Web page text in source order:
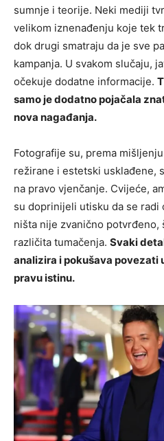
sumnje i teorije. Neki mediji
velikom iznenađenju koje tek
dok drugi smatraju da je sve
kampanja. U svakom slučaju,
očekuje dodatne informacije.
samo je dodatno pojačala
nova nagađanja.
Fotografije su, prema
režirane i estetski usklađene,
na pravo vjenčanje. Cvijeće,
su doprinijeli utisku da se radi
ništa nije zvanično potvrđeno,
različita tumačenja. Svaki
analizira i pokušava povezati
pravu istinu.